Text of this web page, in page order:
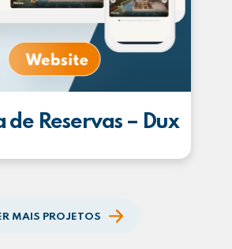
de Reservas – Dux
MAIS PROJETOS